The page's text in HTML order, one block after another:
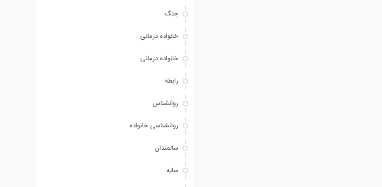
جنگ
خانواده درمانی
خانواده درمانی
رابطه
روانشناس
روانشناسی خانواده
سالمندان
سایه